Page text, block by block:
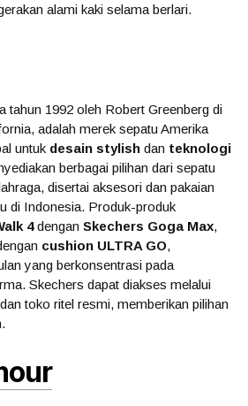
alami kaki selama berlari.
tahun 1992 oleh Robert Greenberg di
adalah merek sepatu Amerika
untuk desain stylish dan teknologi
berbagai pilihan dari sepatu
disertai aksesori dan pakaian
di Indonesia. Produk-produk
4dengan Skechers Goga Max,
cushion ULTRA GO,
yang berkonsentrasi pada
Skechers dapat diakses melalui
toko ritel resmi, memberikan pilihan